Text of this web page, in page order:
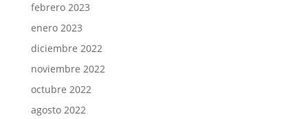
febrero 2023
enero 2023
diciembre 2022
noviembre 2022
octubre 2022
agosto 2022